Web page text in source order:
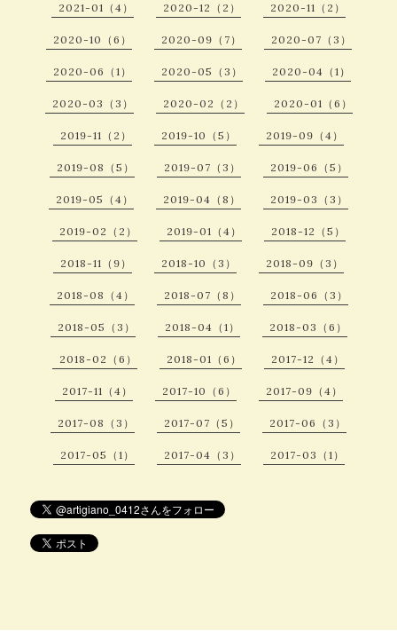
2021-01（4） 2020-12（2） 2020-11（2）
2020-10（6） 2020-09（7） 2020-07（3）
2020-06（1） 2020-05（3） 2020-04（1）
2020-03（3） 2020-02（2） 2020-01（6）
2019-11（2） 2019-10（5） 2019-09（4）
2019-08（5） 2019-07（3） 2019-06（5）
2019-05（4） 2019-04（8） 2019-03（3）
2019-02（2） 2019-01（4） 2018-12（5）
2018-11（9） 2018-10（3） 2018-09（3）
2018-08（4） 2018-07（8） 2018-06（3）
2018-05（3） 2018-04（1） 2018-03（6）
2018-02（6） 2018-01（6） 2017-12（4）
2017-11（4） 2017-10（6） 2017-09（4）
2017-08（3） 2017-07（5） 2017-06（3）
2017-05（1） 2017-04（3） 2017-03（1）